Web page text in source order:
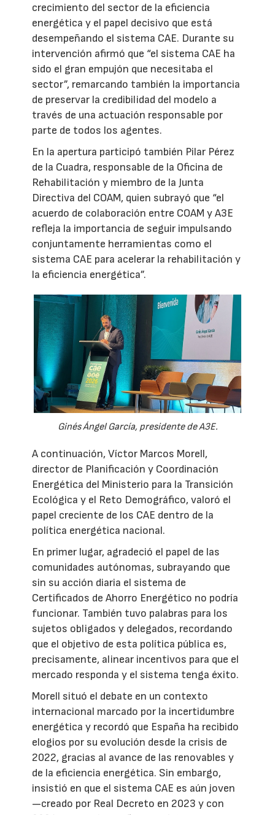
crecimiento del sector de la eficiencia
energética y el papel decisivo que está
desempeñando el sistema CAE. Durante su
intervención afirmó que “el sistema CAE ha
sido el gran empujón que necesitaba el
sector”, remarcando también la importancia
de preservar la credibilidad del modelo a
través de una actuación responsable por
parte de todos los agentes.
En la apertura participó también Pilar Pérez
de la Cuadra, responsable de la Oficina de
Rehabilitación y miembro de la Junta
Directiva del COAM, quien subrayó que “el
acuerdo de colaboración entre COAM y A3E
refleja la importancia de seguir impulsando
conjuntamente herramientas como el
sistema CAE para acelerar la rehabilitación y
la eficiencia energética”.
Ginés Ángel García, presidente de A3E.
A continuación, Víctor Marcos Morell,
director de Planificación y Coordinación
Energética del Ministerio para la Transición
Ecológica y el Reto Demográfico, valoró el
papel creciente de los CAE dentro de la
política energética nacional.
En primer lugar, agradeció el papel de las
comunidades autónomas, subrayando que
sin su acción diaria el sistema de
Certificados de Ahorro Energético no podría
funcionar. También tuvo palabras para los
sujetos obligados y delegados, recordando
que el objetivo de esta política pública es,
precisamente, alinear incentivos para que el
mercado responda y el sistema tenga éxito.
Morell situó el debate en un contexto
internacional marcado por la incertidumbre
energética y recordó que España ha recibido
elogios por su evolución desde la crisis de
2022, gracias al avance de las renovables y
de la eficiencia energética. Sin embargo,
insistió en que el sistema CAE es aún joven
—creado por Real Decreto en 2023 y con